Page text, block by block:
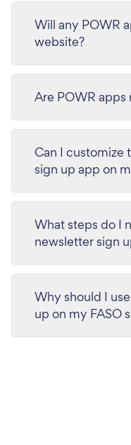
Will any POWR
website?
Are POWR
Can I customize
sign up app on
What steps do I
newsletter sign
Why should I
up on my FASO